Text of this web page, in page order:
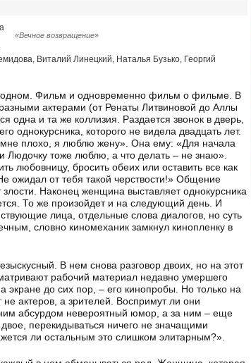
«Вечное возвращение»
Виталий Линецкий, Наталья Бузько, Георгий
одном. Фильм и одновременно фильм о фильме. В
актерами (от Ренаты Литвиновой до Аллы
и та же коллизия. Раздается звонок в дверь,
однокурсника, которого не видела двадцать лет.
плохо, я люблю жену». Она ему: «Для начала
тоже люблю, а что делать – не знаю».
любовницу, бросить обеих или оставить все как
ожидал от тебя такой черствости!» Общение
злости. Наконец женщина выставляет однокурсника
То же произойдет и на следующий день. И
лица, отдельные слова диалогов, но суть
словно киномеханик замкнул кинопленку в
В нем снова разговор двоих, но на этот
рабочий материал недавно умершего
экране до сих пор, – его кинопробы. Но только на
актеров, а зрителей. Воспримут ли они
абсурдом невероятный юмор, а за ним – еще
перекидываться ничего не значащими
ли остальным это слишком элитарным?».